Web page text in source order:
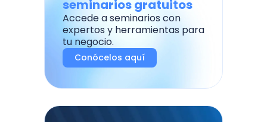
seminarios gratuitos
Accede a seminarios con
expertos y herramientas para
tu negocio.
Conócelos aquí